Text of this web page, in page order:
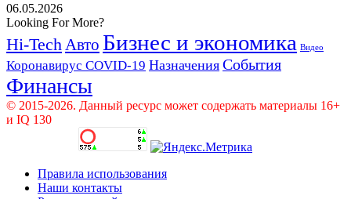
06.05.2026
Looking For More?
Hi-Tech Авто Бизнес и экономика Видео
Коронавирус COVID-19 Назначения События
Финансы
© 2015-2026. Данный ресурс может содержать материалы 16+
и IQ 130
Правила использования
Наши контакты